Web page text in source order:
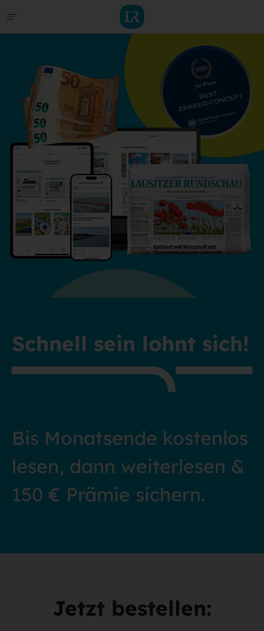
Schnell sein lohnt sich!
Bis Monatsende kostenlos
lesen, dann weiterlesen &
150 € Prämie sichern.
Jetzt bestellen: